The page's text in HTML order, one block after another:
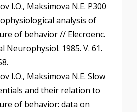
I.O., Maksimova N.E. P300
analysis of
of behavior // Elecroenc.
Neurophysiol. 1985. V. 61.
I.O., Maksimova N.E. Slow
and their relation to
of behavior: data on